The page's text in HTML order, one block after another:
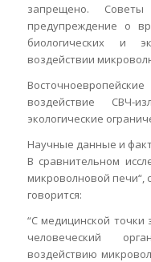
запрещено. Советы
предупреждение о
биологических и
воздействии
воздействие СВЧ-
экологические
Научные данные и
В сравнительном
микроволновой печи“,
говорится:
“С медицинской точки
человеческий
воздействию